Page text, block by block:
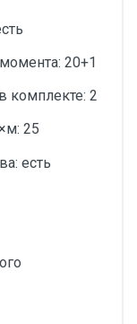
20+1
комплекте: 2
25
есть